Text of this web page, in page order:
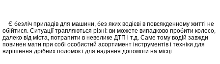
Є безліч приладів для машини, без яких водієві в повсякденному житті не
обійтися. Ситуації трапляються різні: ви можете випадково пробити колесо,
далеко від міста, потрапити в невелике ДТП і т.д. Саме тому водій завжди
повинен мати при собі особистий асортимент інструментів і техніки для
вирішення дрібних поломок і для надання допомоги на місці.